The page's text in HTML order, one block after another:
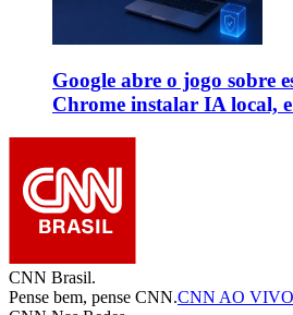
Google abre o jogo sobre
Chrome instalar IA local,
CNN Brasil.
Pense bem, pense CNN.CNN AO VIVO